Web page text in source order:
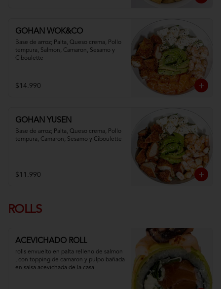
GOHAN WOK&CO
Base de arroz; Palta, Queso crema, Pollo
tempura, Salmon, Camaron, Sesamo y
Ciboulette
$14.990
GOHAN YUSEN
Base de arroz; Palta, Queso crema, Pollo
tempura, Camaron, Sesamo y Ciboulette
$11.990
ROLLS
ACEVICHADO ROLL
rolls envuelto en palta relleno de salmon
, con topping de camaron y pulpo bañada
en salsa acevichada de la casa